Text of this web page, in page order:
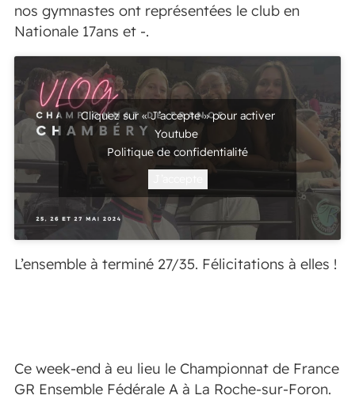
nos gymnastes ont représentées le club en
Nationale 17ans et -.
Cliquez sur « J’accepte » pour activer
Youtube
Politique de confidentialité
L’ensemble à terminé 27/35. Félicitations à elles !
Ce week-end à eu lieu le Championnat de France
GR Ensemble Fédérale A à La Roche-sur-Foron.